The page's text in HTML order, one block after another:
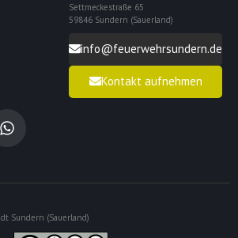
Settmeckestraße 65
59846 Sundern (Sauerland)
info@feuerwehrsundern.de
Kontakt aufnehmen
Sundern (Sauerland)